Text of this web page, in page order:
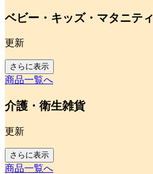
ベビー・キッズ・マタニティ
更新
さらに表示
商品一覧へ
介護・衛生雑貨
更新
さらに表示
商品一覧へ